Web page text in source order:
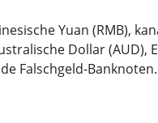
Yuan (RMB),
Dollar (AUD),
Falschgeld-Banknoten.